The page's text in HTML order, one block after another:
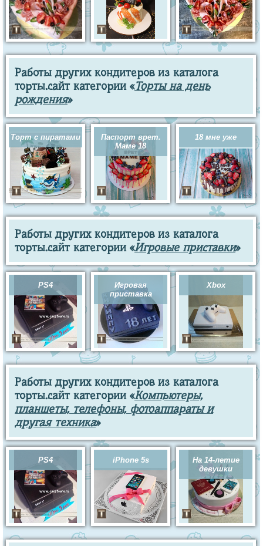
Работы других кондитеров из каталога
торты.сайт категории «Торты на день
рождения»
Торт с пиратами
Паспорт врет.
Маме 18
18 мне уже
Работы других кондитеров из каталога
торты.сайт категории «Игровые приставки»
PS4
Игровая
приставка
Xbox
Работы других кондитеров из каталога
торты.сайт категории «Компьютеры,
планшеты, телефоны, фотоаппараты и
другая техника»
PS4 iPhone 5s
На 14-летие
девушки